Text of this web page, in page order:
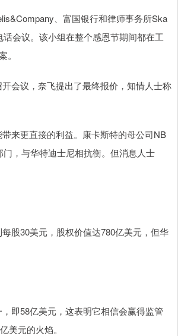
、富国银行和律师事务所Ska
会议。该小组在整个感恩节期间都在工
会议，奈飞提出了最终报价，知情人士称
来更直接的利益。康卡斯特的母公司NB
，与华特迪士尼相抗衡。但消息人士
股30美元，股权价值达780亿美元，但华
即58亿美元，这表明它相信会赢得监管
美元的火焰。